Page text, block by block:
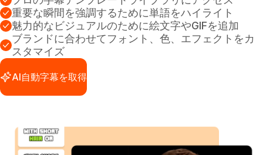
重要な瞬間を強調するために単語をハイライト
魅力的なビジュアルのために絵文字やGIFを追加
ブランドに合わせてフォント、色、エフェクトをカ
スタマイズ
AI自動字幕を取得